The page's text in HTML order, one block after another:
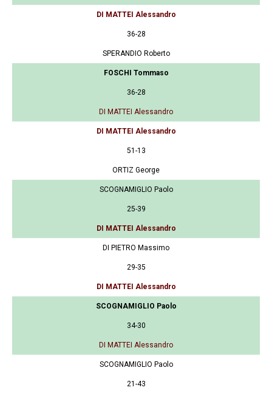
DI MATTEI Alessandro
36-28
SPERANDIO Roberto
FOSCHI Tommaso
36-28
DI MATTEI Alessandro
DI MATTEI Alessandro
51-13
ORTIZ George
SCOGNAMIGLIO Paolo
25-39
DI MATTEI Alessandro
DI PIETRO Massimo
29-35
DI MATTEI Alessandro
SCOGNAMIGLIO Paolo
34-30
DI MATTEI Alessandro
SCOGNAMIGLIO Paolo
21-43